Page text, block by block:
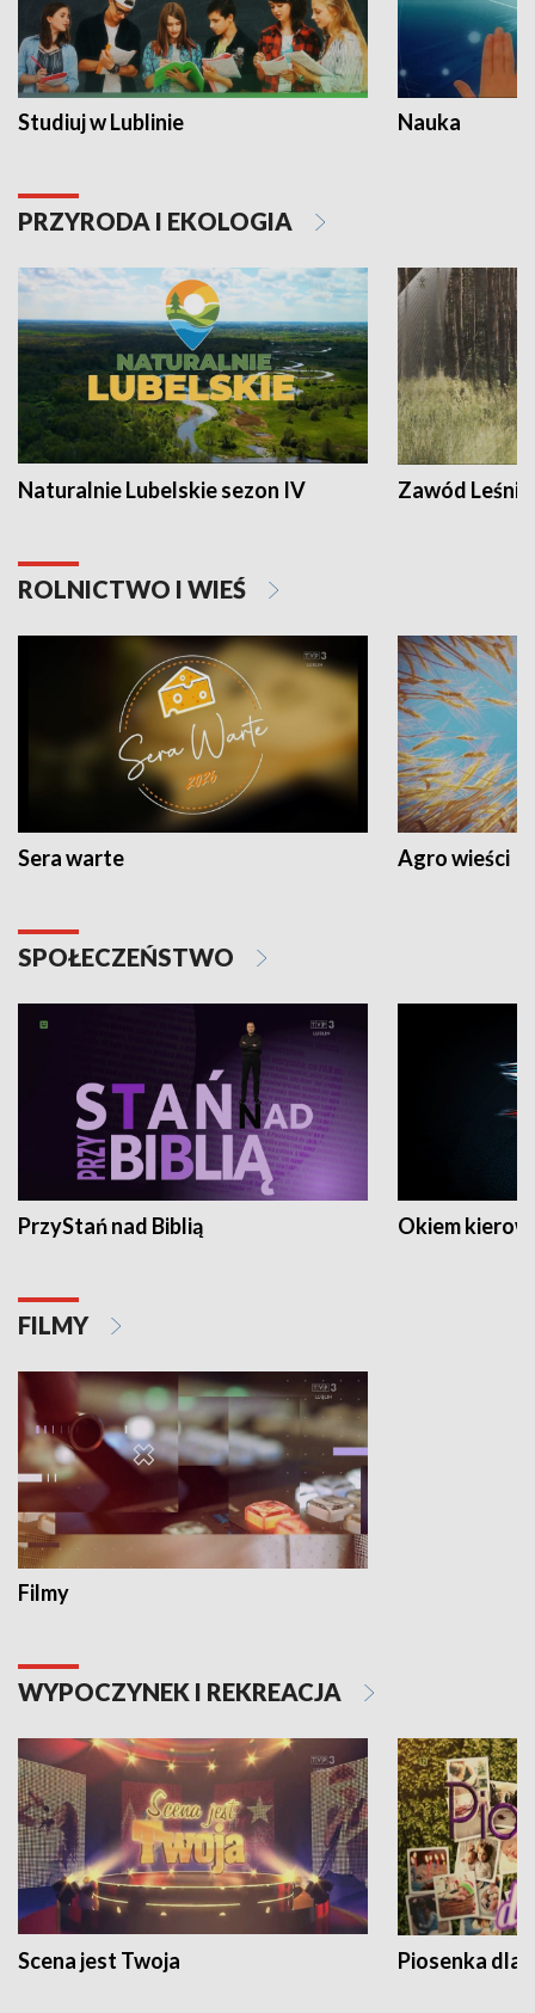
Studiuj w Lublinie Nauka
PRZYRODA I EKOLOGIA
Naturalnie Lubelskie sezon IV Zawód Leśnik
ROLNICTWO I WIEŚ
Sera warte Agro wieści
SPOŁECZEŃSTWO
PrzyStań nad Biblią Okiem
FILMY
Filmy
WYPOCZYNEK I REKREACJA
Scena jest Twoja Piosenka dla